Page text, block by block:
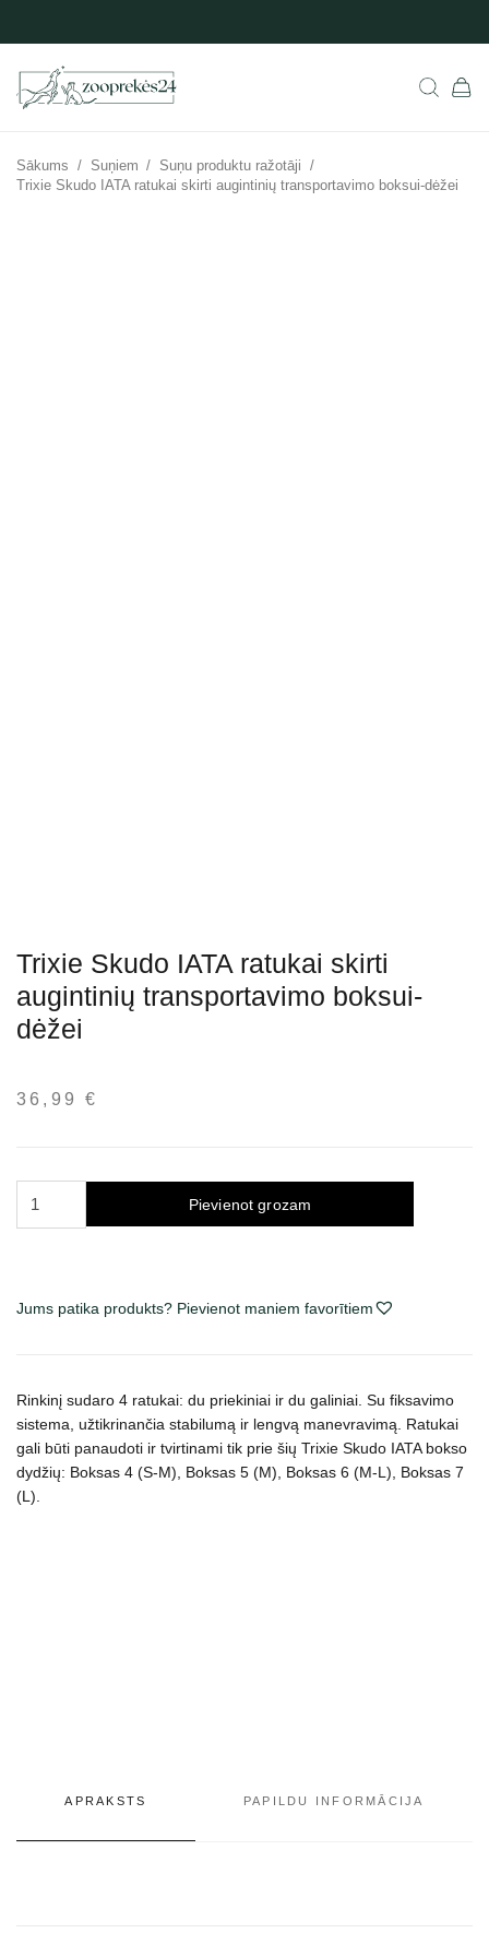
Sākums / Suņiem / Suņu produktu ražotāji /
Trixie Skudo IATA ratukai skirti augintinių transportavimo boksui-dėžei
Trixie Skudo IATA ratukai skirti
augintinių transportavimo boksui-
dėžei
36,99€
dėžei
daudzums
Pievienot grozam
Jums patika produkts? Pievienot maniem favorītiem
Rinkinį sudaro 4 ratukai: du priekiniai ir du galiniai. Su fiksavimo
sistema, užtikrinančia stabilumą ir lengvą manevravimą. Ratukai
gali būti panaudoti ir tvirtinami tik prie šių Trixie Skudo IATA bokso
dydžių: Boksas 4 (S-M), Boksas 5 (M), Boksas 6 (M-L), Boksas 7
(L).
APRAKSTS PAPILDU INFORMĀCIJA